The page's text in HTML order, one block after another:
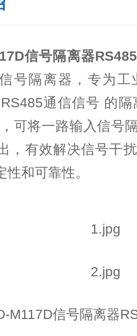
信号隔离器
号隔离器，专为
通信信号 的
可将一路输入信号
，有效解决信号干
性和可靠性。